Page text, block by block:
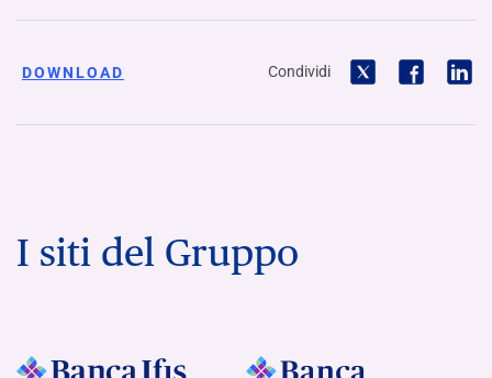
DOWNLOAD Condividi
I siti del Gruppo